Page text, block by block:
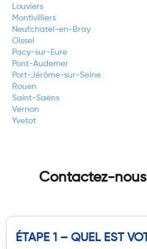
Louviers
Montivilliers
Neufchatel-en-Bray
Oissel
Pacy-sur-Eure
Pont-Audemer
Port-Jérôme-sur-Seine
Rouen
Saint-Saëns
Vernon
Yvetot
Contactez-
ÉTAPE 1 – QUEL EST